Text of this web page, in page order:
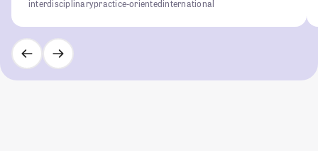
interdisciplinarypractice-orientedinternational